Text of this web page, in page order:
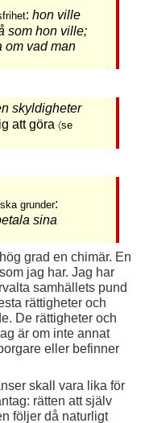
: hon ville
som hon ville;
om vad man
skyldigheter
att göra 〈se
grunder:
sina
grad en chimär. En
jag har. Jag har
samhällets pund
rättigheter och
De rättigheter och
är om inte annat
eller befinner
skall vara lika för
rätten att själv
följer då naturligt